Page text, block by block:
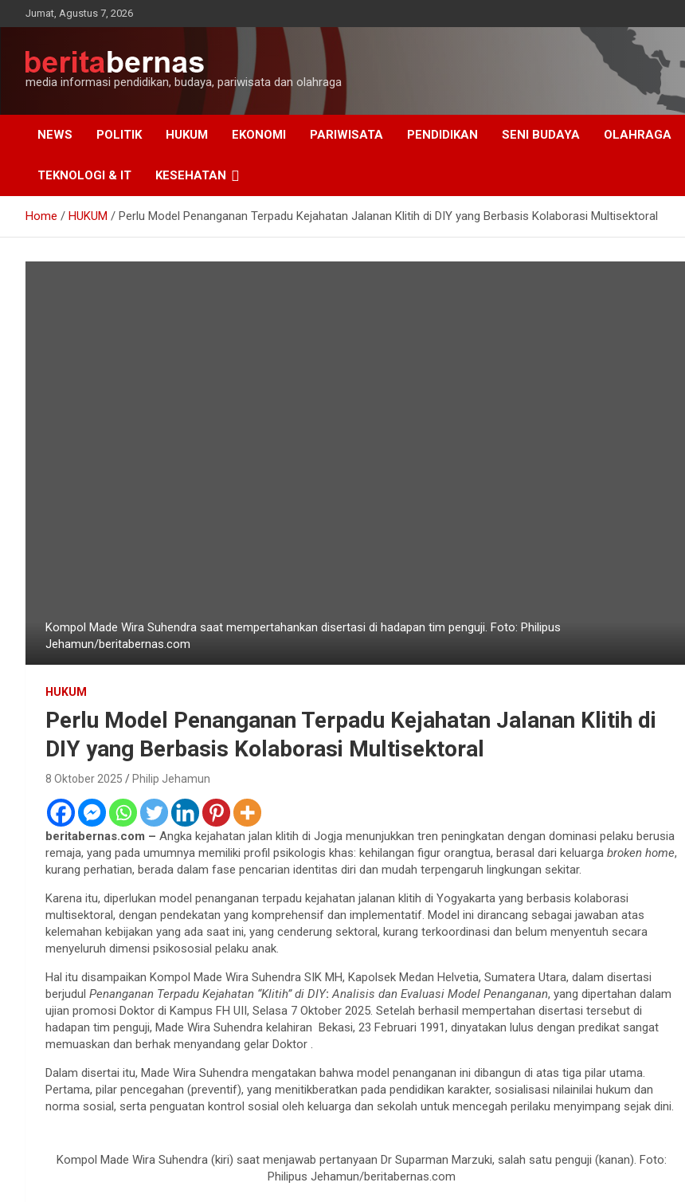
to
Jumat, Agustus 7, 2026
media informasi pendidikan, budaya, pariwisata dan olahraga
NEWS POLITIK HUKUM EKONOMI PARIWISATA PENDIDIKAN SENI BUDAYA OLAHRAGA
TEKNOLOGI & IT KESEHATAN
Home HUKUM Perlu Model Penanganan Terpadu Kejahatan Jalanan Klitih di DIY yang Berbasis Kolaborasi Multisektoral
Kompol Made Wira Suhendra saat mempertahankan disertasi di hadapan tim penguji. Foto: Philipus
Jehamun/beritabernas.com
HUKUM
Perlu Model Penanganan Terpadu Kejahatan Jalanan Klitih di
DIY yang Berbasis Kolaborasi Multisektoral
8 Oktober 2025 Philip Jehamun
beritabernas.com – Angka kejahatan jalan klitih di Jogja menunjukkan tren peningkatan dengan dominasi pelaku berusia
remaja, yang pada umumnya memiliki profil psikologis khas: kehilangan figur orangtua, berasal dari keluarga broken home,
kurang perhatian, berada dalam fase pencarian identitas diri dan mudah terpengaruh lingkungan sekitar.
Karena itu, diperlukan model penanganan terpadu kejahatan jalanan klitih di Yogyakarta yang berbasis kolaborasi
multisektoral, dengan pendekatan yang komprehensif dan implementatif. Model ini dirancang sebagai jawaban atas
kelemahan kebijakan yang ada saat ini, yang cenderung sektoral, kurang terkoordinasi dan belum menyentuh secara
menyeluruh dimensi psikososial pelaku anak.
Hal itu disampaikan Kompol Made Wira Suhendra SIK MH, Kapolsek Medan Helvetia, Sumatera Utara, dalam disertasi
berjudul Penanganan Terpadu Kejahatan “Klitih” di DIY:Analisis dan Evaluasi Model Penanganan, yang dipertahan dalam
ujian promosi Doktor di Kampus FH UII, Selasa 7 Oktober 2025. Setelah berhasil mempertahan disertasi tersebut di
hadapan tim penguji, Made Wira Suhendra kelahiran Bekasi, 23 Februari 1991, dinyatakan lulus dengan predikat sangat
memuaskan dan berhak menyandang gelar Doktor .
Dalam disertai itu, Made Wira Suhendra mengatakan bahwa model penanganan ini dibangun di atas tiga pilar utama.
Pertama, pilar pencegahan (preventif), yang menitikberatkan pada pendidikan karakter, sosialisasi nilainilai hukum dan
norma sosial, serta penguatan kontrol sosial oleh keluarga dan sekolah untuk mencegah perilaku menyimpang sejak dini.
Kompol Made Wira Suhendra (kiri) saat menjawab pertanyaan Dr Suparman Marzuki, salah satu penguji (kanan). Foto:
Philipus Jehamun/beritabernas.com